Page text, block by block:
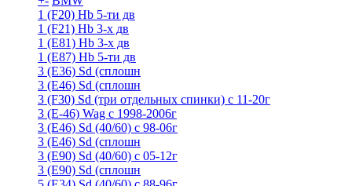
1 (F20) Hb 5-ти дв
1 (F21) Hb 3-х дв
1 (Е81) Hb 3-х дв
1 (Е87) Hb 5-ти дв
3 (E36) Sd (сплошн
3 (E46) Sd (сплошн
3 (F30) Sd (три отдельных спинки) с 11-20г
3 (Е-46) Wag с 1998-2006г
3 (Е46) Sd (40/60) с 98-06г
3 (Е46) Sd (сплошн
3 (Е90) Sd (40/60) с 05-12г
3 (Е90) Sd (сплошн